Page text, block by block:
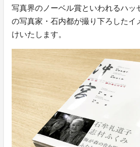
写真界のノーベル賞といわれるハッ
の写真家・石内都が撮り下ろしたイ
けいたします。